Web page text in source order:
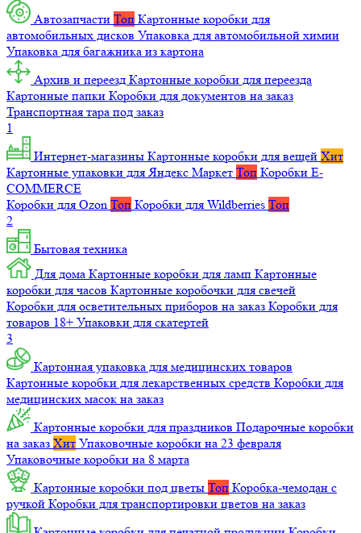
Автозапчасти Топ Картонные коробки для
автомобильных дисков Упаковка для автомобильной химии
Упаковка для багажника из картона
Архив и переезд Картонные коробки для переезда
Картонные папки Коробки для документов на заказ
Транспортная тара под заказ
1
Интернет-магазины Картонные коробки для вещей Хит
Картонные упаковки для Яндекс Маркет Топ Коробки E-
COMMERCE
Коробки для Ozon Топ Коробки для Wildberries Топ
2
Бытовая техника
Для дома Картонные коробки для ламп Картонные
коробки для часов Картонные коробочки для свечей
Коробки для осветительных приборов на заказ Коробки для
товаров 18+ Упаковки для скатертей
3
Картонная упаковка для медицинских товаров
Картонные коробки для лекарственных средств Коробки для
медицинских масок на заказ
Картонные коробки для праздников Подарочные коробки
на заказ Хит Упаковочные коробки на 23 февраля
Упаковочные коробки на 8 марта
Картонные коробки под цветы Топ Коробка-чемодан с
ручкой Коробки для транспортировки цветов на заказ